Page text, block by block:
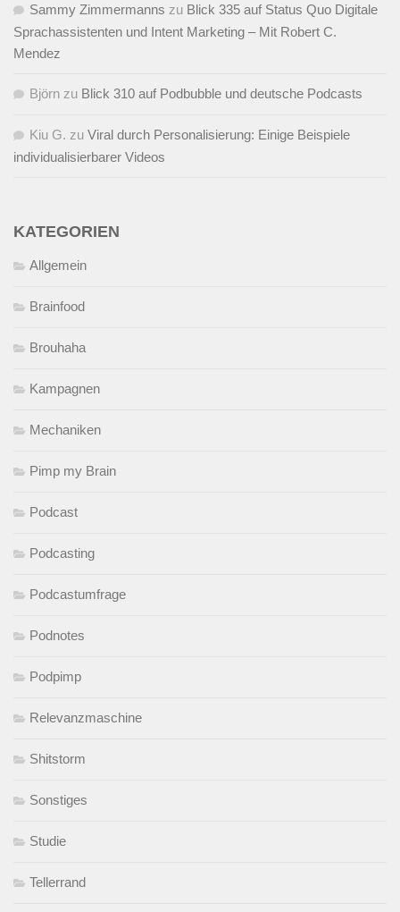
Sammy Zimmermanns zu Blick 335 auf Status Quo Digitale
Sprachassistenten und Intent Marketing – Mit Robert C.
Mendez
Björn zu Blick 310 auf Podbubble und deutsche Podcasts
Kiu G. zu Viral durch Personalisierung: Einige Beispiele
individualisierbarer Videos
KATEGORIEN
Allgemein
Brainfood
Brouhaha
Kampagnen
Mechaniken
Pimp my Brain
Podcast
Podcasting
Podcastumfrage
Podnotes
Podpimp
Relevanzmaschine
Shitstorm
Sonstiges
Studie
Tellerrand